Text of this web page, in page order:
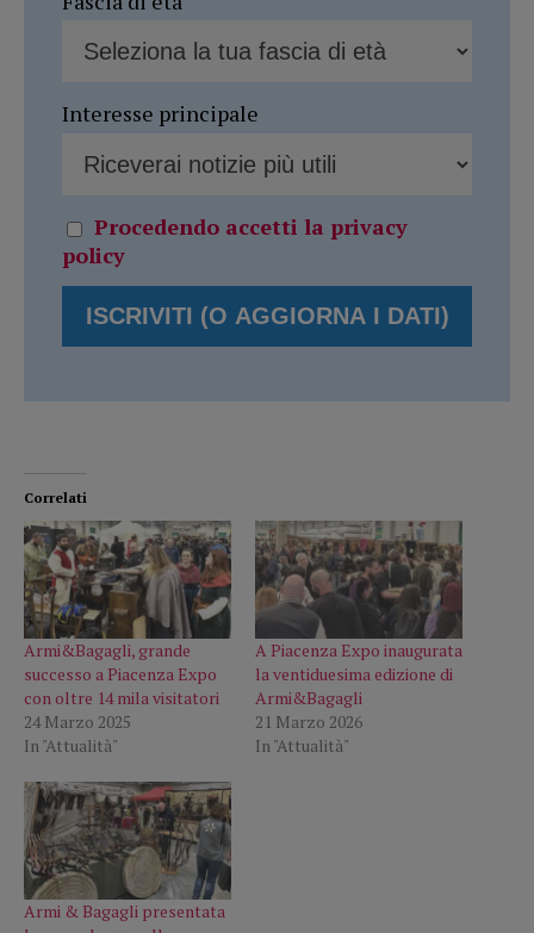
Interesse principale
Procedendo accetti la privacy
policy
Correlati
Armi&Bagagli, grande
successo a Piacenza Expo
con oltre 14 mila visitatori
24 Marzo 2025
In "Attualità"
A Piacenza Expo inaugurata
la ventiduesima edizione di
Armi&Bagagli
21 Marzo 2026
In "Attualità"
Armi & Bagagli presentata